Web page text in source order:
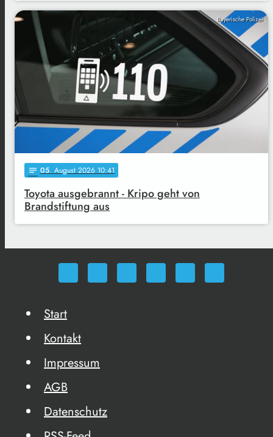
Bayerische Polizei
notes 05. August 2026 10:41
Toyota ausgebrannt - Kripo geht von
Brandstiftung aus
Start
Kontakt
Impressum
AGB
Datenschutz